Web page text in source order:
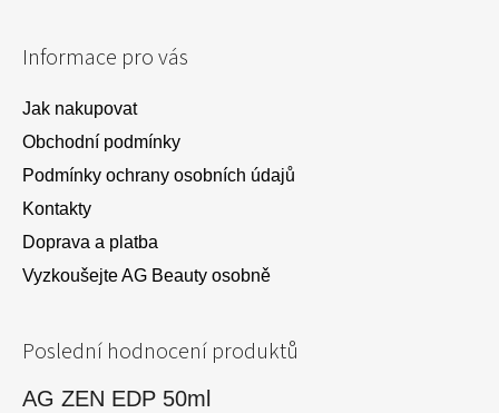
Informace pro vás
Jak nakupovat
Obchodní podmínky
Podmínky ochrany osobních údajů
Kontakty
Doprava a platba
Vyzkoušejte AG Beauty osobně
Poslední hodnocení produktů
AG ZEN EDP 50ml